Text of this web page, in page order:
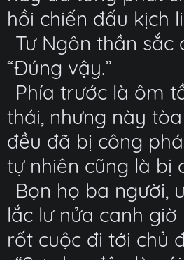
hồi chiến đấu kịch
Tư Ngôn thần sắc
“Đúng vậy.”
Phía trước là ôm
thái, nhưng này
đều đã bị công
tự nhiên cũng là bị
Bọn họ ba người,
lắc lư nửa canh giờ
rốt cuộc đi tới chủ